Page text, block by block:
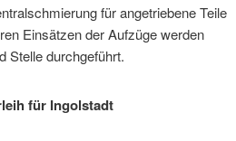
für angetriebene Teile
Einsätzen der Aufzüge werden
Stelle durchgeführt.
für Ingolstadt